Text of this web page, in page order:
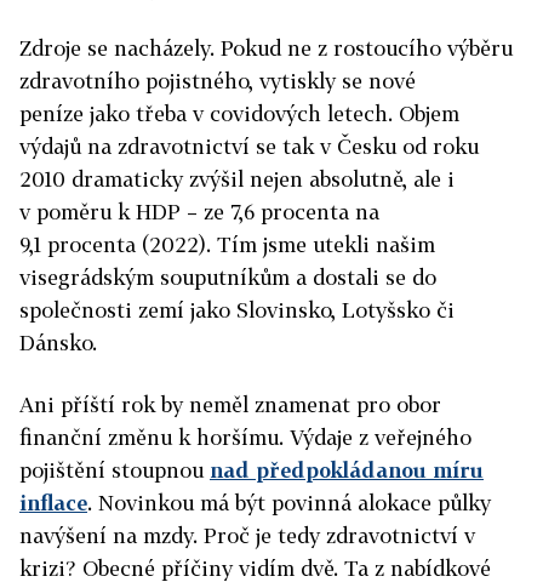
Zdroje se nacházely. Pokud ne z rostoucího výběru
zdravotního pojistného, vytiskly se nové
peníze jako třeba v covidových letech. Objem
výdajů na zdravotnictví se tak v Česku od roku
2010 dramaticky zvýšil nejen absolutně, ale i
v poměru k HDP – ze 7,6 procenta na
9,1 procenta (2022). Tím jsme utekli našim
visegrádským souputníkům a dostali se do
společnosti zemí jako Slovinsko, Lotyšsko či
Dánsko.
Ani příští rok by neměl znamenat pro obor
finanční změnu k horšímu. Výdaje z veřejného
pojištění stoupnou nad předpokládanou míru
inflace. Novinkou má být povinná alokace půlky
navýšení na mzdy. Proč je tedy zdravotnictví v
krizi? Obecné příčiny vidím dvě. Ta z nabídkové